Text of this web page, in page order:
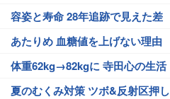
容姿と寿命 28年追跡で見えた差
あたりめ 血糖値を上げない理由
体重62kg→82kgに 寺田心の生活
夏のむくみ対策 ツボ&反射区押し